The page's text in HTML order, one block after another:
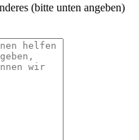
(bitte unten angeben)